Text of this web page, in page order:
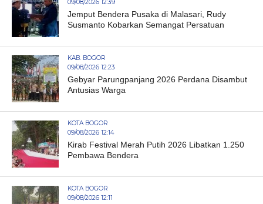
09/08/2026 12:39
Jemput Bendera Pusaka di Malasari, Rudy
Susmanto Kobarkan Semangat Persatuan
KAB. BOGOR
09/08/2026 12:23
Gebyar Parungpanjang 2026 Perdana Disambut
Antusias Warga
KOTA BOGOR
09/08/2026 12:14
Kirab Festival Merah Putih 2026 Libatkan 1.250
Pembawa Bendera
KOTA BOGOR
09/08/2026 12:11